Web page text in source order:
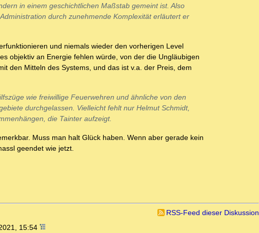
in einem geschichtlichen Maßstab gemeint ist. Also
durch zunehmende Komplexität erläutert er
und niemals wieder den vorherigen Level
objektiv an Energie fehlen würde, von der die Ungläubigen
den Mitteln des Systems, und das ist v.a. der Preis, dem
wie freiwillige Feuerwehren und ähnliche von den
durchgelassen. Vielleicht fehlt nur Helmut Schmidt,
die Tainter aufzeigt.
Muss man halt Glück haben. Wenn aber gerade kein
geendet wie jetzt.
RSS-Feed dieser Diskussion
15:54